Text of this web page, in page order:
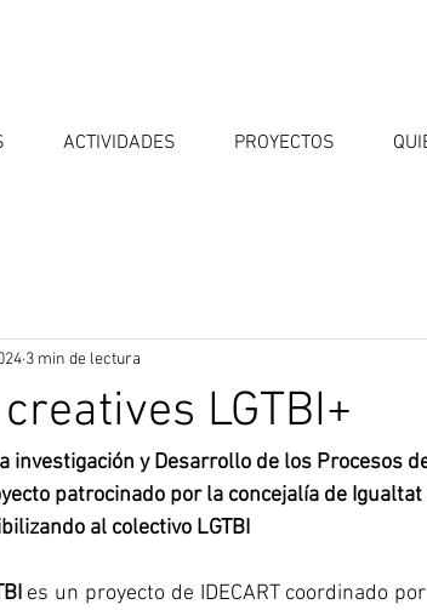
ACTIVIDADES PROYECTOS
LGTBI+
3 min de lectura
investigación y Desarrollo de los Procesos
patrocinado por la concejalía de
al colectivo LGTBI
es un proyecto de IDECART coordinado